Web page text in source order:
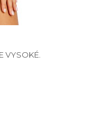
VYSOKÉ.